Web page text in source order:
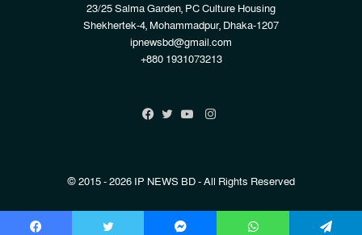
23/25 Salma Garden, PC Culture Housing
Shekhertek-4, Mohammadpur, Dhaka-1207
ipnewsbd@gmail.com
+880 1931073213
Instagram
© 2015 - 2026 IP NEWS BD - All Rights Reserved